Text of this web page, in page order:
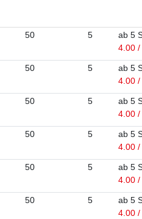
50 5
ab 5
4.00 /
50 5
ab 5
4.00 /
50 5
ab 5
4.00 /
50 5
ab 5
4.00 /
50 5
ab 5
4.00 /
50 5
ab 5
4.00 /